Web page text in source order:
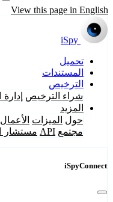
View this page in English
iSpy
تحميل
المستندات
الترخيص
شراء الترخيص
المزيد
حول الميزات الأعمال
مجتمع API مستشار
iSpyConnect